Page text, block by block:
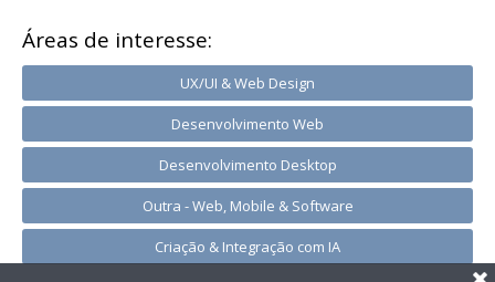
Áreas de interesse:
UX/UI & Web Design
Desenvolvimento Web
Desenvolvimento Desktop
Outra - Web, Mobile & Software
Criação & Integração com IA